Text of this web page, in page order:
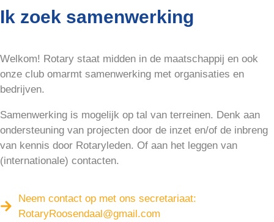
Ik zoek samenwerking
Welkom! Rotary staat midden in de maatschappij en ook
onze club omarmt samenwerking met organisaties en
bedrijven.
Samenwerking is mogelijk op tal van terreinen. Denk aan
ondersteuning van projecten door de inzet en/of de inbreng
van kennis door Rotaryleden. Of aan het leggen van
(internationale) contacten.
Neem contact op met ons secretariaat:
RotaryRoosendaal@gmail.com